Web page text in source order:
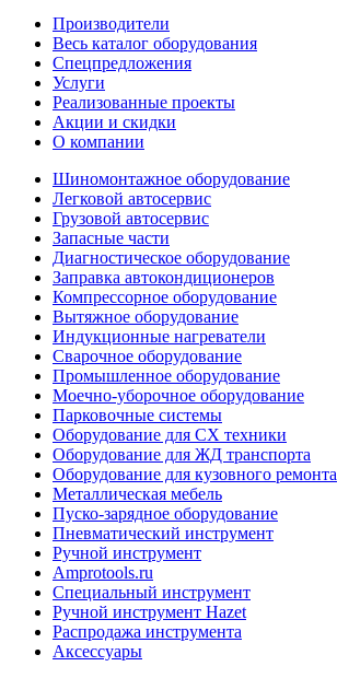
Производители
Весь каталог оборудования
Спецпредложения
Услуги
Реализованные проекты
Акции и скидки
О компании
Шиномонтажное оборудование
Легковой автосервис
Грузовой автосервис
Запасные части
Диагностическое оборудование
Заправка автокондиционеров
Компрессорное оборудование
Вытяжное оборудование
Индукционные нагреватели
Сварочное оборудование
Промышленное оборудование
Моечно-уборочное оборудование
Парковочные системы
Оборудование для СХ техники
Оборудование для ЖД транспорта
Оборудование для кузовного ремонта
Металлическая мебель
Пуско-зарядное оборудование
Пневматический инструмент
Ручной инструмент
Amprotools.ru
Специальный инструмент
Ручной инструмент Hazet
Распродажа инструмента
Аксессуары